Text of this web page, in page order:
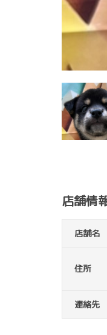
店舗情
店舗名
住所
連絡先